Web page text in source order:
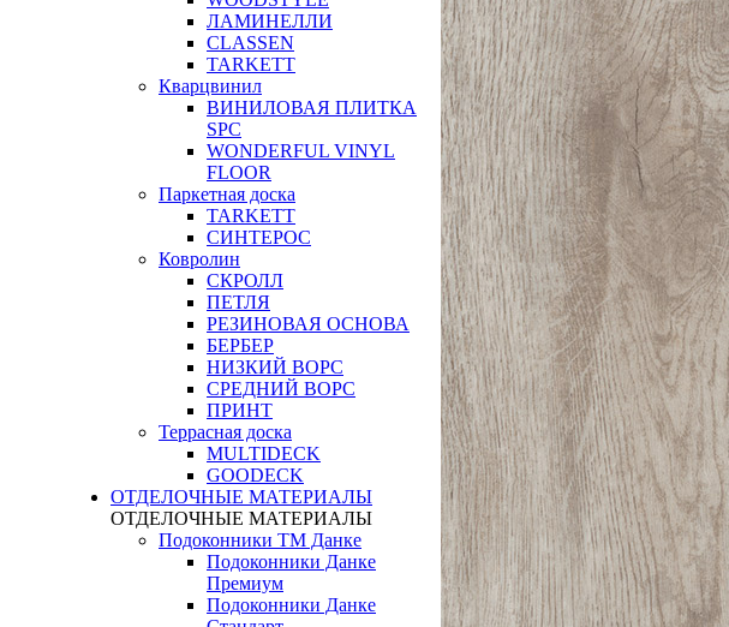
ЛАМИНЕЛЛИ
CLASSEN
TARKETT
Кварцвинил
ВИНИЛОВАЯ ПЛИТКА
SPC
WONDERFUL VINYL
FLOOR
Паркетная доска
TARKETT
СИНТЕРОС
Ковролин
СКРОЛЛ
ПЕТЛЯ
РЕЗИНОВАЯ ОСНОВА
БЕРБЕР
НИЗКИЙ ВОРС
СРЕДНИЙ ВОРС
ПРИНТ
Террасная доска
MULTIDECK
GOODECK
ОТДЕЛОЧНЫЕ МАТЕРИАЛЫ
ОТДЕЛОЧНЫЕ МАТЕРИАЛЫ
Подоконники ТМ Данке
Подоконники Данке
Премиум
Подоконники Данке